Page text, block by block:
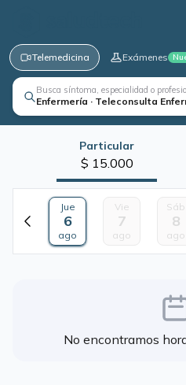
Telemedicina Exámenes
Busca síntoma, especialidad o
Enfermería · Teleconsulta
Particular
$ 15.000
Jue
6
ago
Vie
7
ago
Sáb
8
ago
No encontramos